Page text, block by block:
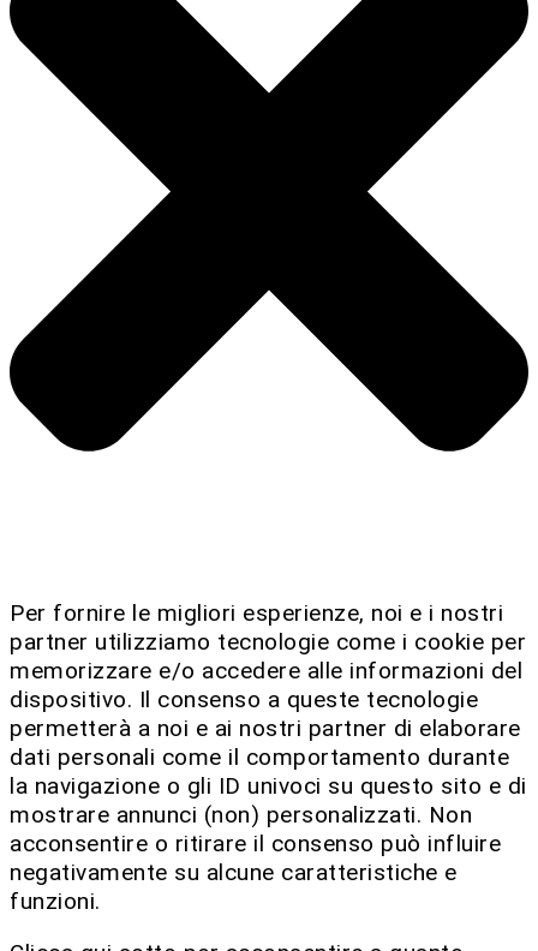
Per fornire le migliori esperienze, noi e i nostri
partner utilizziamo tecnologie come i cookie per
memorizzare e/o accedere alle informazioni del
dispositivo. Il consenso a queste tecnologie
permetterà a noi e ai nostri partner di elaborare
dati personali come il comportamento durante
la navigazione o gli ID univoci su questo sito e di
mostrare annunci (non) personalizzati. Non
acconsentire o ritirare il consenso può influire
negativamente su alcune caratteristiche e
funzioni.